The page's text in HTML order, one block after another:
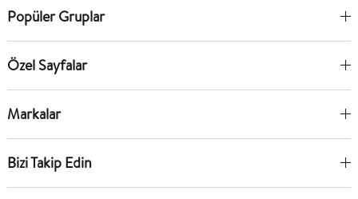
Popüler Gruplar
Özel Sayfalar
Markalar
Bizi Takip Edin